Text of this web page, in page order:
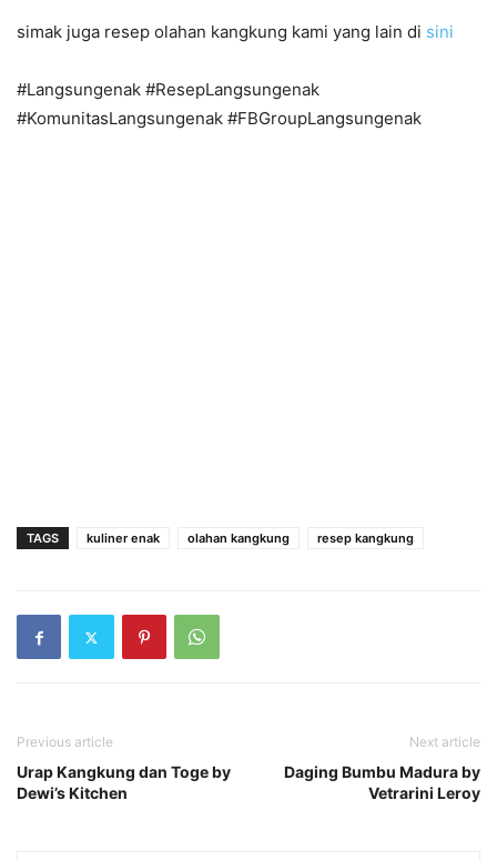
simak juga resep olahan kangkung kami yang lain di sini
#Langsungenak #ResepLangsungenak
#KomunitasLangsungenak #FBGroupLangsungenak
TAGS kuliner enak olahan kangkung resep kangkung
Previous article
Urap Kangkung dan Toge by
Dewi’s Kitchen
Next article
Daging Bumbu Madura by
Vetrarini Leroy